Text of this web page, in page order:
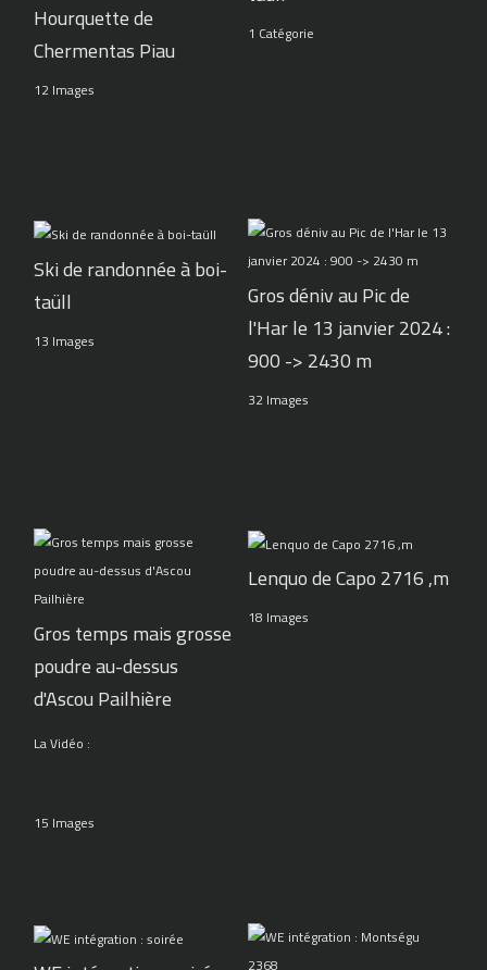
Hourquette de
Chermentas Piau
12 Images
1 Catégorie
Ski de randonnée à boi-
taüll
13 Images
Gros déniv au Pic de
l'Har le 13 janvier 2024 :
900 -> 2430 m
32 Images
Gros temps mais grosse
poudre au-dessus
d'Ascou Pailhière
La Vidéo :
15 Images
Lenquo de Capo 2716 ,m
18 Images